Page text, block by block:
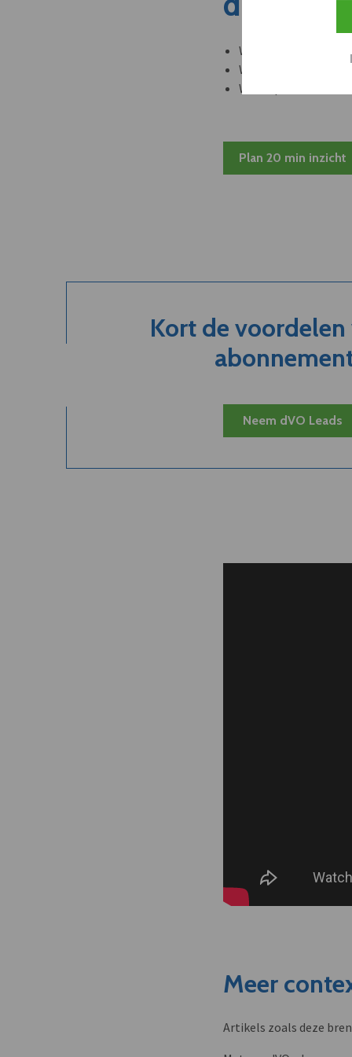
Welke leveranciers
Welke bedrijven
Welke partners en
Plan 20 min inzicht
Kort de voordelen
Neem dVO Leads
Meer
Artikels zoals deze